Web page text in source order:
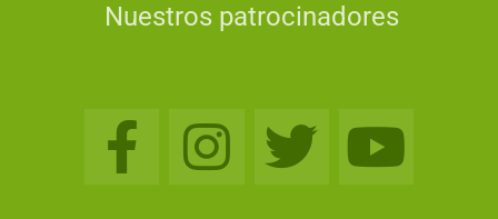
Nuestros patrocinadores